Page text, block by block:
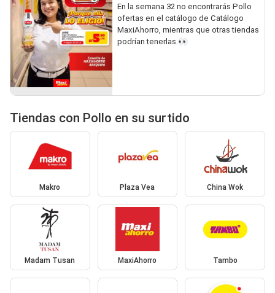
En la semana 32 no encontrarás Pollo
ofertas en el catálogo de Catálogo
MaxiAhorro, mientras que otras tiendas
podrían tenerlas.👀
Tiendas con Pollo en su surtido
Makro Plaza Vea China Wok
Madam Tusan MaxiAhorro Tambo